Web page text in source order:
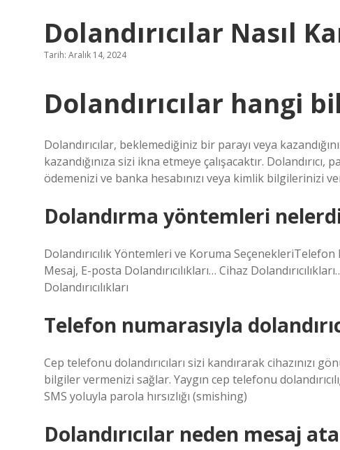
Dolandırıcılar Nasıl
Tarih: Aralık 14, 2024
Dolandırıcılar hangi
Dolandırıcılar, beklemediğiniz bir parayı veya
kazandığınıza sizi ikna etmeye çalışacaktır.
ödemenizi ve banka hesabınızı veya kimlik bilgilerinizi
Dolandırma yöntemleri
Dolandırıcılık Yöntemleri ve Koruma SeçenekleriTelefon
Mesaj, E-posta Dolandırıcılıkları… Cihaz
Dolandırıcılıkları
Telefon numarasıyla
Cep telefonu dolandırıcıları sizi kandırarak
bilgiler vermenizi sağlar. Yaygın cep telefonu
SMS yoluyla parola hırsızlığı (smishing)
Dolandırıcılar neden mesaj